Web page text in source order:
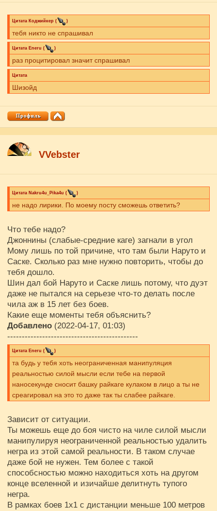
Цитата Коджийкер ( )
тебя никто не спрашивал
Цитата Eneru ( )
раз процитировал значит спрашивал
Цитата
Шизойд
VVebster
Цитата Nakru4u_Pika4u ( )
не надо лирики. По моему посту сможешь ответить?
Что тебе надо?
Джоннины (слабые-средние каге) загнали в угол
Мому лишь по той причине, что там были Наруто и
Саске. Сколько раз мне нужно повторить, чтобы до
тебя дошло.
Шин дал бой Наруто и Саске лишь потому, что дуэт
даже не пытался на серьезе что-то делать после
чила аж в 15 лет без боев.
Какие еще моменты тебя объяснить?
Добавлено (2022-04-17, 01:03)
---------------------------------------------
Цитата Eneru ( )
та будь у тебя хоть неограниченная манипуляция
реальностью силой мысли если тебе на первой
наносекунде сносит башку райкаге кулаком в лицо а ты не
среагировал на это то даже так ты слабее райкаге.
Зависит от ситуации.
Ты можешь еще до боя чисто на чиле силой мысли
манипулируя неограниченной реальностью удалить
негра из этой самой реальности. В таком случае
даже бой не нужен. Тем более с такой
способсностью можно находиться хоть на другом
конце вселенной и изичайше делитнуть тупого
негра.
В рамках боев 1х1 с дистанции меньше 100 метров